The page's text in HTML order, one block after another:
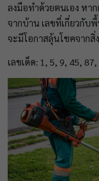
ลงมือทำด้วยตนเอง หา
จากบ้าน เลขที่เกี่ยวกับ
จะมีโอกาสลุ้นโชคจากสิ่
เลขเด็ด: 1, 5, 9, 45,